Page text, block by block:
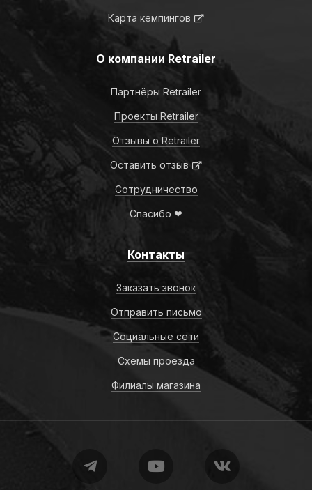
Карта кемпингов
О компании Retrailer
Партнёры Retrailer
Проекты Retrailer
Отзывы о Retrailer
Оставить отзыв
Сотрудничество
Спасибо ❤
Контакты
Заказать звонок
Отправить письмо
Социальные сети
Схемы проезда
Филиалы магазина